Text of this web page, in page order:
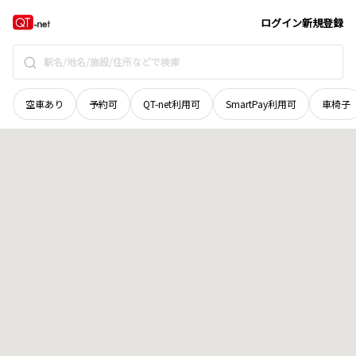
ログイン新規登録
空車あり 予約可 QT-net利用可 SmartPay利用可 車椅子
青森県